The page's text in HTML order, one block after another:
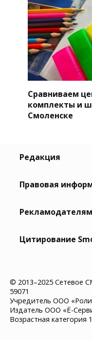
Сравниваем
комплекты и
Смоленске
Редакция
Правовая
Рекламодателям
Цитирование
© 2013–2025 Сетевое
59071
Учредитель ООО
Издатель ООО «Ё-
Возрастная категория